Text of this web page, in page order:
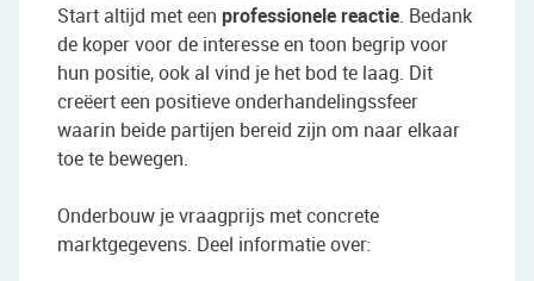
Start altijd met een professionele reactie. Bedank
de koper voor de interesse en toon begrip voor
hun positie, ook al vind je het bod te laag. Dit
creëert een positieve onderhandelingssfeer
waarin beide partijen bereid zijn om naar elkaar
toe te bewegen.
Onderbouw je vraagprijs met concrete
marktgegevens. Deel informatie over: